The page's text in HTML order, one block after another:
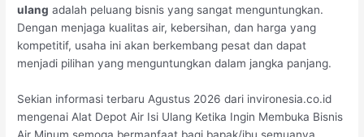
ulang adalah peluang bisnis yang sangat menguntungkan.
Dengan menjaga kualitas air, kebersihan, dan harga yang
kompetitif, usaha ini akan berkembang pesat dan dapat
menjadi pilihan yang menguntungkan dalam jangka panjang.
Sekian informasi terbaru Agustus 2026 dari invironesia.co.id
mengenai Alat Depot Air Isi Ulang Ketika Ingin Membuka Bisnis